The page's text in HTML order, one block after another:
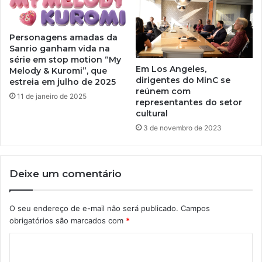
Personagens amadas da
Sanrio ganham vida na
série em stop motion “My
Melody & Kuromi”, que
estreia em julho de 2025
11 de janeiro de 2025
Em Los Angeles,
dirigentes do MinC se
reúnem com
representantes do setor
cultural
3 de novembro de 2023
Deixe um comentário
O seu endereço de e-mail não será publicado. Campos
obrigatórios são marcados com *